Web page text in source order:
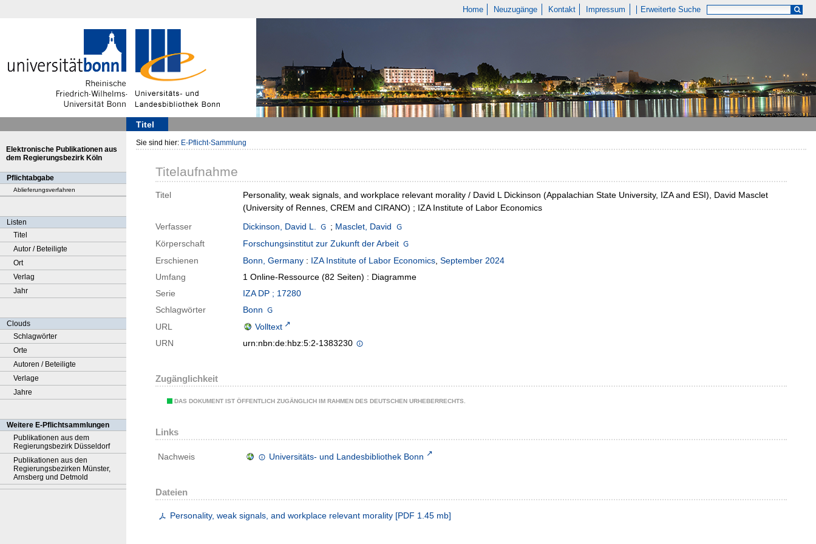
Home Neuzugänge Kontakt Impressum Erweiterte Suche
Titel
Elektronische Publikationen aus
dem Regierungsbezirk Köln
Pflichtabgabe
Ablieferungsverfahren
Listen
Titel
Autor / Beteiligte
Ort
Verlag
Jahr
Clouds
Schlagwörter
Orte
Autoren / Beteiligte
Verlage
Jahre
Weitere E-Pflichtsammlungen
Publikationen aus dem
Regierungsbezirk Düsseldorf
Publikationen aus den
Regierungsbezirken Münster,
Arnsberg und Detmold
Sie sind hier: E-Pflicht-Sammlung
Titelaufnahme
Titel
Personality, weak signals, and workplace relevant morality / David L Dickinson (Appalachian State University, IZA and ESI), David Masclet
(University of Rennes, CREM and CIRANO) ; IZA Institute of Labor Economics
Verfasser
Dickinson, David L. ; Masclet, David
Körperschaft
Forschungsinstitut zur Zukunft der Arbeit
Erschienen
Bonn, Germany : IZA Institute of Labor Economics, September 2024
Umfang
1 Online-Ressource (82 Seiten) : Diagramme
Serie
IZA DP ; 17280
Schlagwörter
Bonn
URL
Volltext
URN
urn:nbn:de:hbz:5:2-1383230
Zugänglichkeit
DAS DOKUMENT IST ÖFFENTLICH ZUGÄNGLICH IM RAHMEN DES DEUTSCHEN URHEBERRECHTS.
Links
Nachweis Universitäts- und Landesbibliothek Bonn
Dateien
Personality, weak signals, and workplace relevant morality [PDF 1.45 mb]